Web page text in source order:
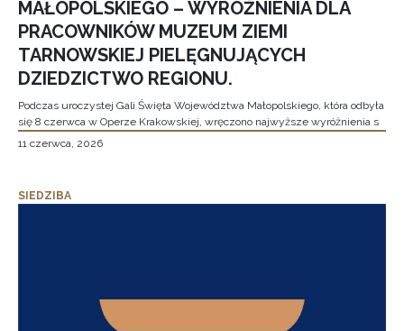
MAŁOPOLSKIEGO – WYRÓŻNIENIA DLA
PRACOWNIKÓW MUZEUM ZIEMI
TARNOWSKIEJ PIELĘGNUJĄCYCH
DZIEDZICTWO REGIONU.
Podczas uroczystej Gali Święta Województwa Małopolskiego, która odbyła
się 8 czerwca w Operze Krakowskiej, wręczono najwyższe wyróżnienia s
11 czerwca, 2026
SIEDZIBA